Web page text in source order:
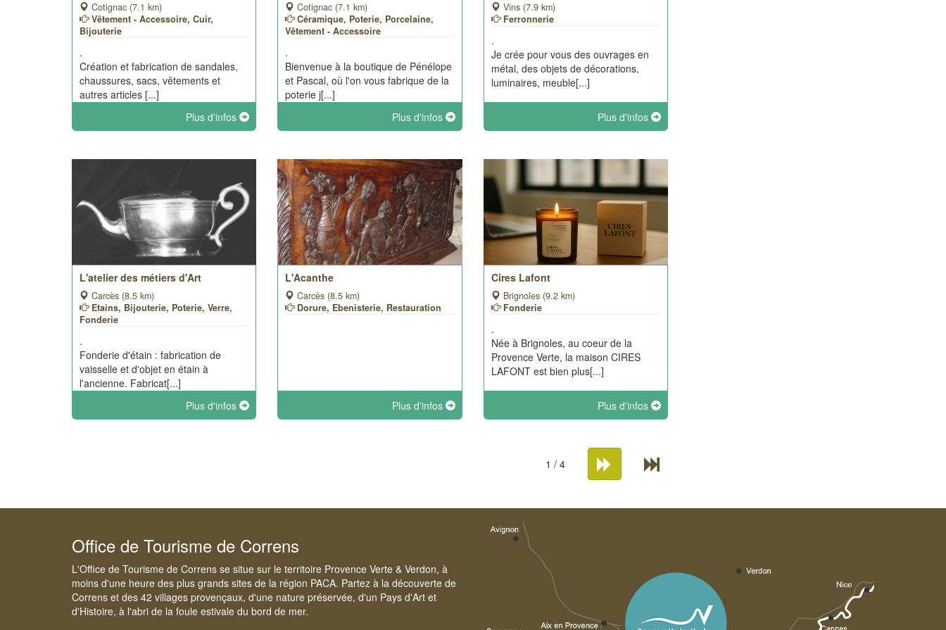
Cotignac (7.1 km)
Vêtement - Accessoire, Cuir,
Bijouterie
.
Création et fabrication de sandales,
chaussures, sacs, vêtements et
autres articles [...]
Plus d'infos
Cotignac (7.1 km)
Céramique, Poterie, Porcelaine,
Vêtement - Accessoire
.
Bienvenue à la boutique de Pénélope
et Pascal, où l'on vous fabrique de la
poterie j[...]
Plus d'infos
Vins (7.9 km)
Ferronnerie
.
Je crée pour vous des ouvrages en
métal, des objets de décorations,
luminaires, meuble[...]
Plus d'infos
L'atelier des métiers d'Art
Carcès (8.5 km)
Etains, Bijouterie, Poterie, Verre,
Fonderie
.
Fonderie d'étain : fabrication de
vaisselle et d'objet en étain à
l'ancienne. Fabricat[...]
Plus d'infos
L'Acanthe
Carcès (8.5 km)
Dorure, Ebenisterie, Restauration
Plus d'infos
Cires Lafont
Brignoles (9.2 km)
Fonderie
.
Née à Brignoles, au coeur de la
Provence Verte, la maison CIRES
LAFONT est bien plus[...]
Plus d'infos
1 / 4
Office de Tourisme de Correns
L'Office de Tourisme de Correns se situe sur le territoire Provence Verte & Verdon, à
moins d'une heure des plus grands sites de la région PACA. Partez à la découverte de
Correns et des 42 villages provençaux, d'une nature préservée, d'un Pays d'Art et
d'Histoire, à l'abri de la foule estivale du bord de mer.